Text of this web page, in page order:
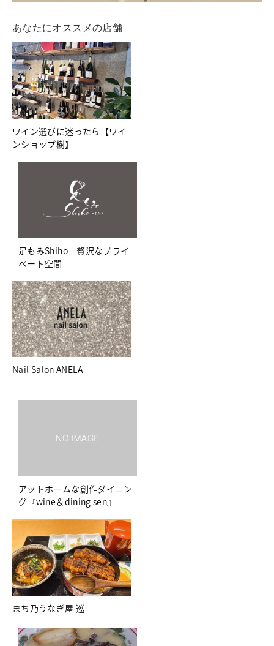
あなたにオススメの店舗
ワイン選びに迷ったら【ワイ
ンショップ樹】
足もみShiho 贅沢なプライ
ベート空間
Nail Salon ANELA
アットホームな創作ダイニン
グ『wine＆dining sen』
まち乃うなぎ屋 巡